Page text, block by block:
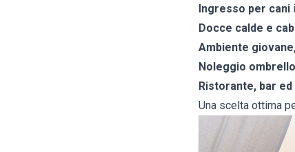
Ingresso per cani
Docce calde e
Ambiente
Noleggio
Ristorante, bar
Una scelta ottima